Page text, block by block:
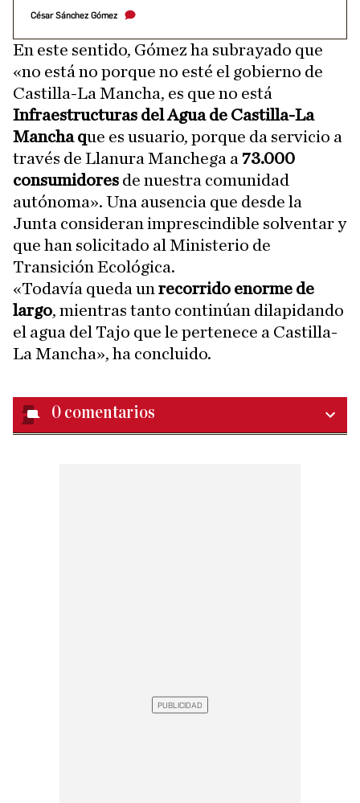
César Sánchez Gómez
En este sentido, Gómez ha subrayado que
«no está no porque no esté el gobierno de
Castilla-La Mancha, es que no está
Infraestructuras del Agua de Castilla-La
Mancha que es usuario, porque da servicio a
través de Llanura Manchega a 73.000
consumidores de nuestra comunidad
autónoma». Una ausencia que desde la
Junta consideran imprescindible solventar y
que han solicitado al Ministerio de
Transición Ecológica.
«Todavía queda un recorrido enorme de
largo, mientras tanto continúan dilapidando
el agua del Tajo que le pertenece a Castilla-
La Mancha», ha concluido.
0 comentarios